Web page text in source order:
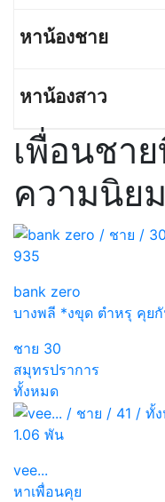
เพื่อนชา
ความนิยม
935
bank zero
บางพลี *งขุด ตำหรุ คุย
ชาย 30
สมุทรปราการ
ทั้งหมด
1.06 พัน
vee...
หาเพื่อนคุย